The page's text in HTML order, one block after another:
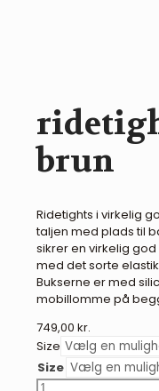
brun
Ridetights i virkelig
taljen med plads til
sikrer en virkelig
med det sorte
Bukserne er med
mobillomme på
749,00 kr.
Size
Size
BR